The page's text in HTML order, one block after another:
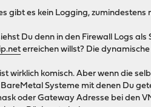
gibt es kein Logging,
Du denn in den Firewall Logs
erreichen willst? Die
wirklich komisch. Aber wenn die
Systeme mit denen Du
oder Gateway Adresse bei den